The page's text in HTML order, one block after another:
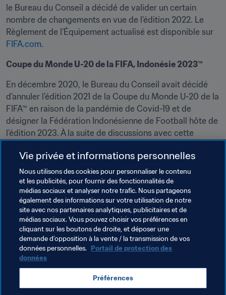
le Bureau du Conseil a décidé de valider un certain
nombre de changements en vue de l’édition 2022. Le
FIFA.com.
Coupe du Monde U-20 de la FIFA, Indonésie 2023™
En décembre 2020, le Bureau du Conseil avait décidé
d’annuler l’édition 2021 de la Coupe du Monde U-20 de la
FIFA™ en raison de la pandémie de Covid-19 et de
désigner la Fédération Indonésienne de Football hôte de
l’édition 2023. À la suite de discussions avec cette
confédérations, le Bureau du Conseil a établi que la
compétition se tiendrait du 20 mai au 11 juin 2023.
Thèmes en lien
Congrès de la FIFA Président de la FIFA
Organisation Organisation Conseil de la FIFA
Coupe du Monde de la FIFA, Qatar 2022 Rwanda
CAF Indonesia AFC
Vie privée et informations personnelles
Nous utilisons des cookies pour personnaliser le contenu
et les publicités, pour fournir des fonctionnalités de
médias sociaux et analyser notre trafic. Nous partageons
également des informations sur votre utilisation de notre
site avec nos partenaires analytiques, publicitaires et de
médias sociaux. Vous pouvez choisir vos préférences en
cliquant sur les boutons de droite, et déposer une
demande d’opposition à la vente / la transmission de vos
données personnelles. Portail de protection des
données
Préférences